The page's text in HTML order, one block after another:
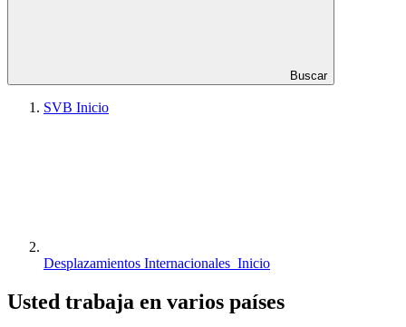
Buscar
SVB Inicio
Desplazamientos Internacionales Inicio
Usted trabaja en varios países